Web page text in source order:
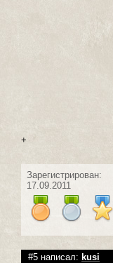
+
Зарегистрирован:
17.09.2011
#5 написал: kusi